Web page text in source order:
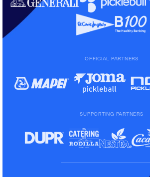
OFFICIAL PARTNERS
SUPPORTING PARTNERS